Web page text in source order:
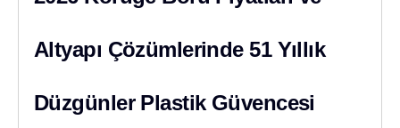
Altyapı Çözümlerinde 51 Yıllık
Düzgünler Plastik Güvencesi